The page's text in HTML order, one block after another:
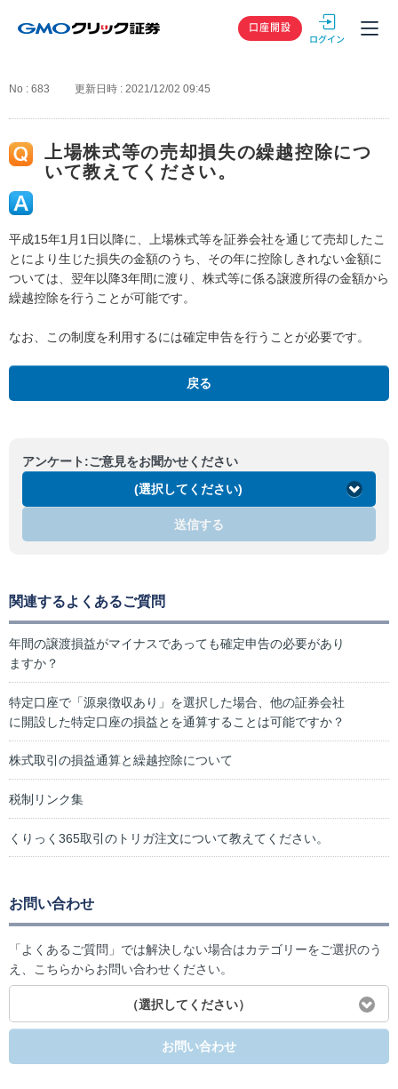
GMOクリック
口座開設
No : 683 更新日時 : 2021/12/02 09:45
上場株式等の売却損失の繰越控除につ
いて教えてください。
平成15年1月1日以降に、上場株式等を証券会社を通じて売却したこ
とにより生じた損失の金額のうち、その年に控除しきれない金額に
ついては、翌年以降3年間に渡り、株式等に係る譲渡所得の金額から
繰越控除を行うことが可能です。
なお、この制度を利用するには確定申告を行うことが必要です。
戻る
アンケート:ご意見をお聞かせください
(選択してください)
送信する
関連するよくあるご質問
年間の譲渡損益がマイナスであっても確定申告の必要があり
ますか？
特定口座で「源泉徴収あり」を選択した場合、他の証券会社
に開設した特定口座の損益とを通算することは可能ですか？
株式取引の損益通算と繰越控除について
税制リンク集
くりっく365取引のトリガ注文について教えてください。
お問い合わせ
「よくあるご質問」では解決しない場合はカテゴリーをご選択のう
え、こちらからお問い合わせください。
（選択してください）
お問い合わせ